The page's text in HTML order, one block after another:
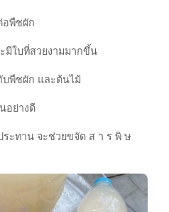
อพืชผัก
มีใบที่สวยงามมากขึ้น
บพืชผัก และต้นไม้
อย่างดี
ะทาน จะช่วยขจัด ส า ร พิ ษ